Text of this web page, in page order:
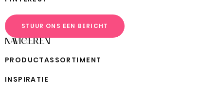
STUUR ONS EEN BERICHT
NAVIGEREN
PR OD UCTAS SOR TI ME NT
IN SP IRATI E